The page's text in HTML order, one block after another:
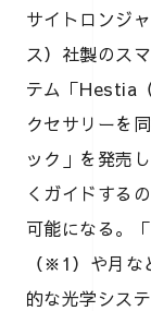
サイトロンジ
ス）社製のス
テム「Hestia
クセサリーを
ック」を発売
くガイドする
可能になる。
（※1）や月
的な光学シス